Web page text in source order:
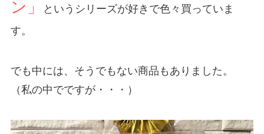
ン」
というシリーズが好きで色々買っていま
す。
でも中には、そうでもない商品もありました。
（私の中でですが・・・）